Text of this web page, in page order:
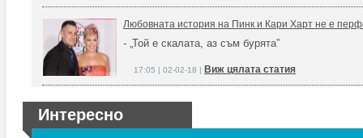
Любовната история на Пинк и Кари Харт не е
- „Той е скалата, аз съм бурята”
17:05 | 02-02-18 | Виж цялата статия
Интересно